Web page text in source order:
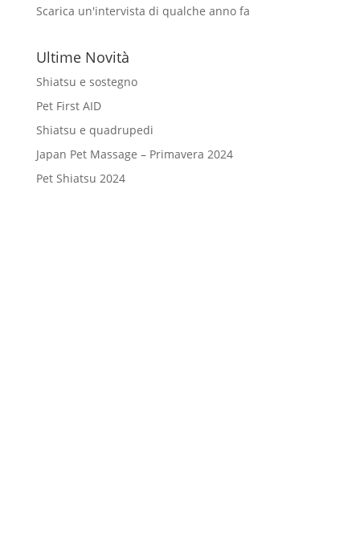
Scarica un'intervista di qualche anno fa
Ultime Novità
Shiatsu e sostegno
Pet First AID
Shiatsu e quadrupedi
Japan Pet Massage – Primavera 2024
Pet Shiatsu 2024